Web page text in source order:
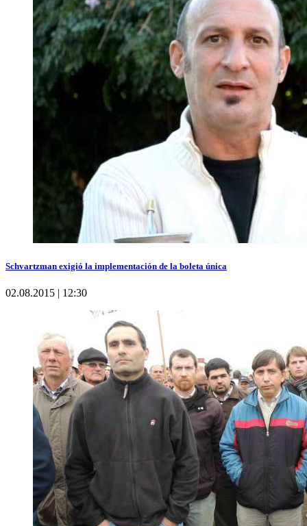
Schvartzman exigió la implementación de la boleta única
02.08.2015 | 12:30